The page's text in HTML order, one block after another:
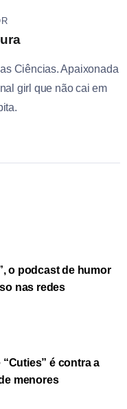
Ciências. Apaixonada
girl que não cai em
o podcast de humor
nas redes
“Cuties” é contra a
menores